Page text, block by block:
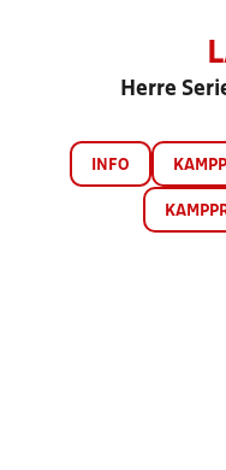
Herre
INFO